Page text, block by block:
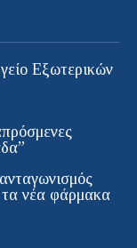
Εξωτερικών
τα νέα φάρμακα